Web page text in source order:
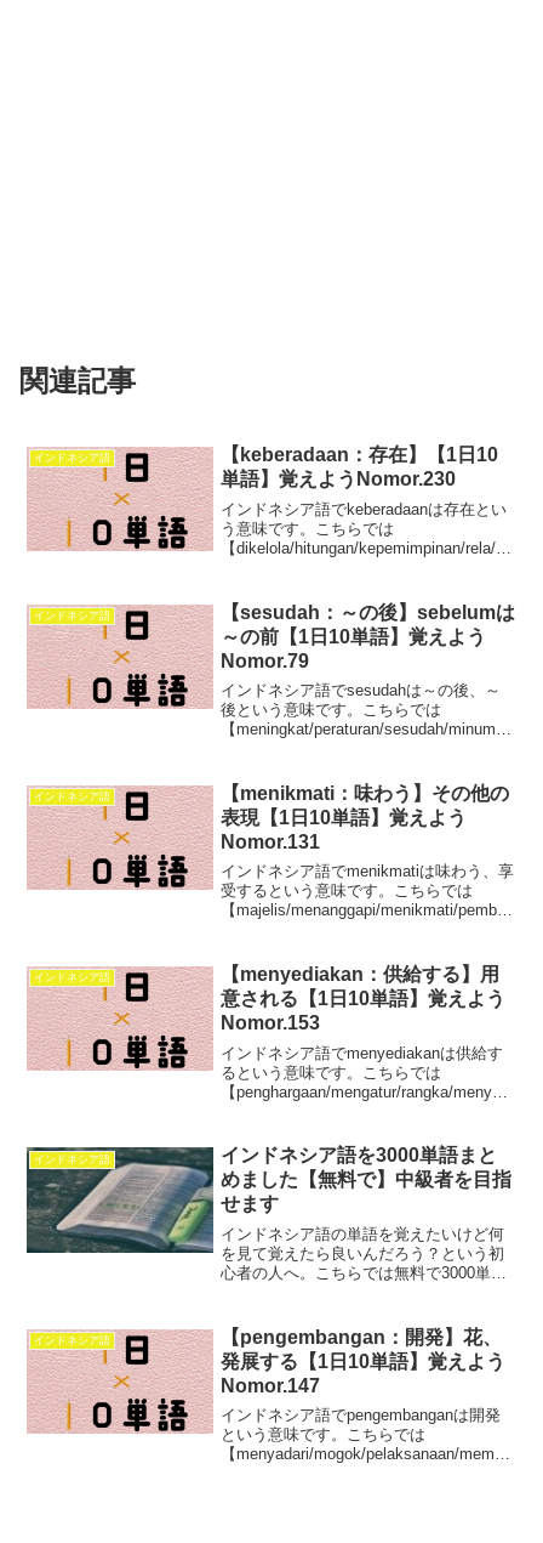
関連記事
インドネシア語
【keberadaan：存在】【1日10
単語】覚えようNomor.230
インドネシア語でkeberadaanは存在とい
う意味です。こちらでは
【dikelola/hitungan/kepemimpinan/rela/ke
学べます。
インドネシア語
【sesudah：～の後】sebelumは
～の前【1日10単語】覚えよう
Nomor.79
インドネシア語でsesudahは～の後、～
後という意味です。こちらでは
【meningkat/peraturan/sesudah/minum/tu
出来ます。
インドネシア語
【menikmati：味わう】その他の
表現【1日10単語】覚えよう
Nomor.131
インドネシア語でmenikmatiは味わう、享
受するという意味です。こちらでは
【majelis/menanggapi/menikmati/pemban
す。
インドネシア語
【menyediakan：供給する】用
意される【1日10単語】覚えよう
Nomor.153
インドネシア語でmenyediakanは供給す
るという意味です。こちらでは
【penghargaan/mengatur/rangka/menyedi
インドネシア語
インドネシア語を3000単語まと
めました【無料で】中級者を目指
せます
インドネシア語の単語を覚えたいけど何
を見て覚えたら良いんだろう？という初
心者の人へ。こちらでは無料で3000単語
ご活用ください。
インドネシア語
【pengembangan：開発】花、
発展する【1日10単語】覚えよう
Nomor.147
インドネシア語でpengembanganは開発
という意味です。こちらでは
【menyadari/mogok/pelaksanaan/meman